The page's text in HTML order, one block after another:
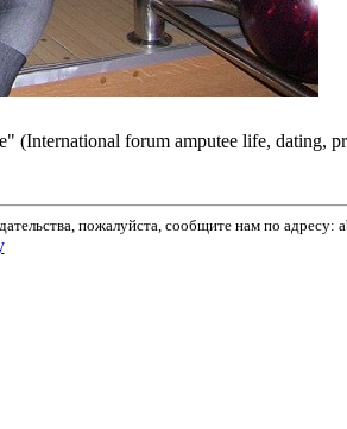
(International forum amputee life, dating,
пожалуйста, сообщите нам по адресу: